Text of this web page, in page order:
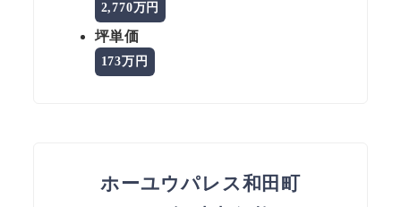
2,770万円
坪単価
173万円
ホーユウパレス和田町